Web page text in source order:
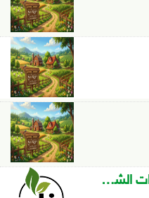
مطلوب مزرعة للايجار في الامارات الشمالية